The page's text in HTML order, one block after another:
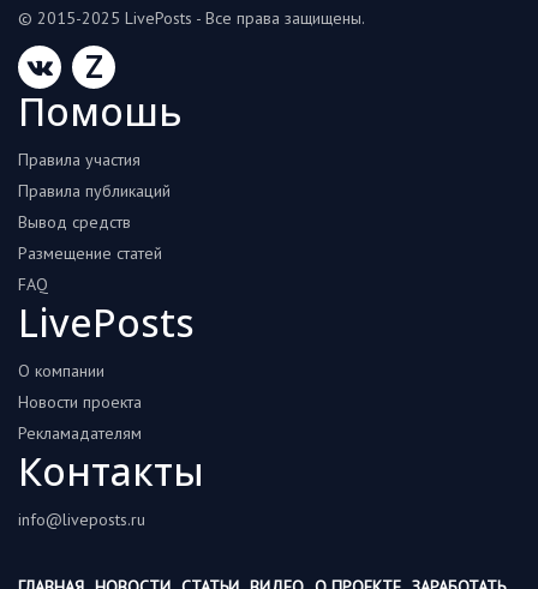
© 2015-2025 LivePosts - Все права защищены.
Z
Помошь
Правила участия
Правила публикаций
Вывод средств
Размещение статей
FAQ
LivePosts
О компании
Новости проекта
Рекламадателям
Контакты
info@liveposts.ru